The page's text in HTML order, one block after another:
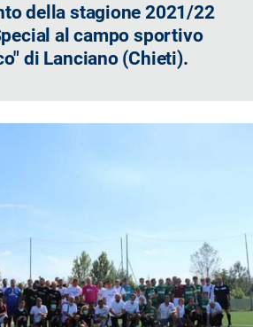
della stagione 2021/22
al campo sportivo
di Lanciano (Chieti).